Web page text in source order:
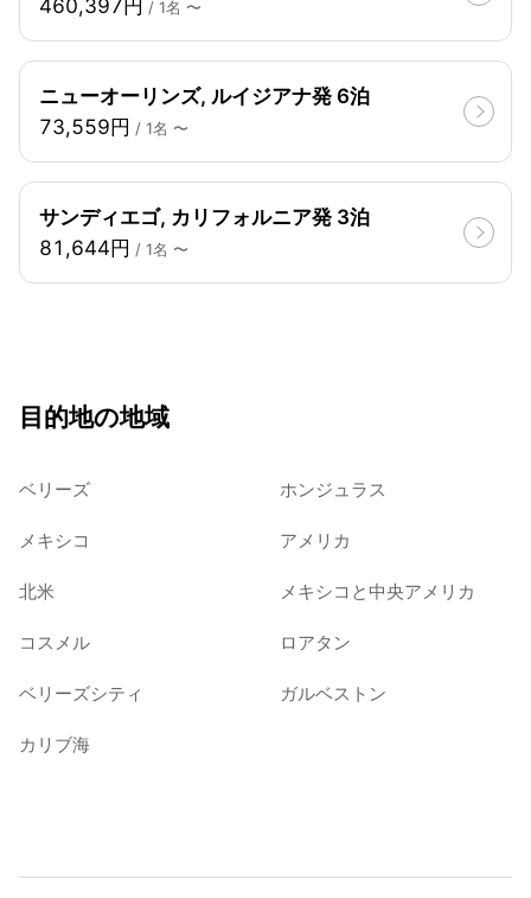
460,397円 / 1名 〜
ニューオーリンズ, ルイジアナ発 6泊
73,559円 / 1名 〜
サンディエゴ, カリフォルニア発 3泊
81,644円 / 1名 〜
目的地の地域
ベリーズ ホンジュラス
メキシコ アメリカ
北米 メキシコと中央アメリカ
コスメル ロアタン
ベリーズシティ ガルベストン
カリブ海